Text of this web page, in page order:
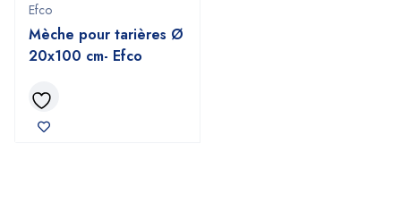
Efco
Mèche pour tarières Ø
20x100 cm- Efco